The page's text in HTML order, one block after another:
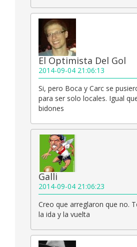
El Optimista Del Gol
2014-09-04 21:06:13
Si, pero Boca y Carc se
para ser solo locales. Igual
bidones
Galli
2014-09-04 21:06:23
Creo que arreglaron que no.
la ida y la vuelta